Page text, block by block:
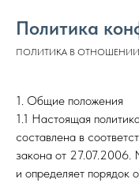
Политика
ПОЛИТИКА В
1. Общие положения
1.1 Настоящая
составлена в
закона от
и определяет порядок